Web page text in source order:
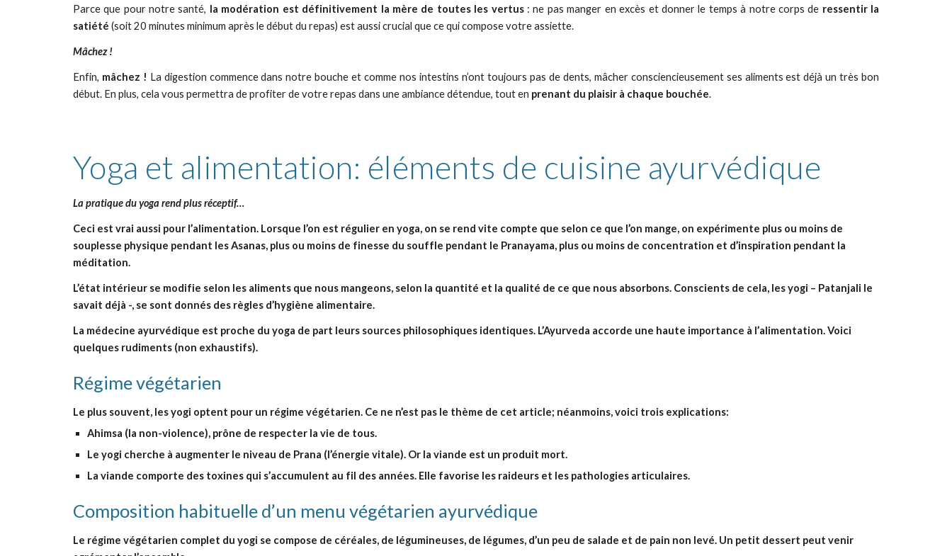
Parce que pour notre santé, la modération est définitivement la mère de toutes les vertus: ne pas manger en excès et donner le temps à notre corps de ressentir la
satiété (soit 20 minutes minimum après le début du repas) est aussi crucial que ce qui compose votre assiette.
Mâchez !
Enfin, mâchez ! La digestion commence dans notre bouche et comme nos intestins n’ont toujours pas de dents, mâcher consciencieusement ses aliments est déjà un très bon
début. En plus, cela vous permettra de profiter de votre repas dans une ambiance détendue, tout en prenant du plaisir à chaque bouchée.
Yoga et alimentation: éléments de cuisine ayurvédique
La pratique du yoga rend plus réceptif…
Ceci est vrai aussi pour l’alimentation. Lorsque l’on est régulier en yoga, on se rend vite compte que selon ce que l’on mange, on expérimente plus ou moins de
souplesse physique pendant les Asanas, plus ou moins de finesse du souffle pendant le Pranayama, plus ou moins de concentration et d’inspiration pendant la
méditation.
L’état intérieur se modifie selon les aliments que nous mangeons, selon la quantité et la qualité de ce que nous absorbons. Conscients de cela, les yogi – Patanjali le
savait déjà -, se sont donnés des règles d’hygiène alimentaire.
La médecine ayurvédique est proche du yoga de part leurs sources philosophiques identiques. L’Ayurveda accorde une haute importance à l’alimentation. Voici
quelques rudiments (non exhaustifs).
Régime végétarien
Le plus souvent, les yogi optent pour un régime végétarien. Ce ne n’est pas le thème de cet article; néanmoins, voici trois explications:
Ahimsa (la non-violence), prône de respecter la vie de tous.
Le yogi cherche à augmenter le niveau de Prana (l’énergie vitale). Or la viande est un produit mort.
La viande comporte des toxines qui s’accumulent au fil des années. Elle favorise les raideurs et les pathologies articulaires.
Composition habituelle d’un menu végétarien ayurvédique
Le régime végétarien complet du yogi se compose de céréales, de légumineuses, de légumes, d’un peu de salade et de pain non levé. Un petit dessert peut venir